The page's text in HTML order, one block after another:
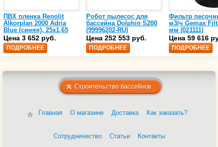
ПВХ пленка Renolit
Alkorplan 2000 Adria
Blue (синяя), 25х1,65
(35216203)
Цена 3 652 руб.
ПОДРОБНЕЕ
Робот пылесос для
бассейна Dolphin S200
(99996202-RU)
Цена 252 553 руб.
ПОДРОБНЕЕ
Фильтр
м3/ч Gemas
мм (021111)
Цена 59 616
ПОДРОБНЕЕ
Строительство бассейнов
Главная О магазине Доставка Как заказать?
Сотрудничество Статьи Контакты